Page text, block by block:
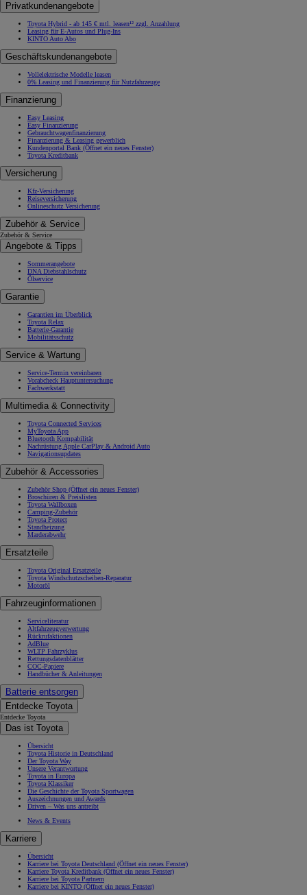
Privatkundenangebote
Toyota Hybrid - ab 145 € mtl. leasen¹² zzgl. Anzahlung
Leasing für E-Autos und Plug-Ins
KINTO Auto Abo
Geschäftskundenangebote
Vollelektrische Modelle leasen
0% Leasing und Finanzierung für Nutzfahrzeuge
Finanzierung
Easy Leasing
Easy Finanzierung
Gebrauchtwagenfinanzierung
Finanzierung & Leasing gewerblich
Kundenportal Bank (Öffnet ein neues Fenster)
Toyota Kreditbank
Versicherung
Kfz-Versicherung
Reiseversicherung
Onlineschutz Versicherung
Zubehör & Service
Zubehör & Service
Angebote & Tipps
Sommerangebote
DNA Diebstahlschutz
Ölservice
Garantie
Garantien im Überblick
Toyota Relax
Batterie-Garantie
Mobilitätsschutz
Service & Wartung
Service-Termin vereinbaren
Vorabcheck Hauptuntersuchung
Fachwerkstatt
Multimedia & Connectivity
Toyota Connected Services
MyToyota App
Bluetooth Kompabilität
Nachrüstung Apple CarPlay & Android Auto
Navigationsupdates
Zubehör & Accessories
Zubehör Shop (Öffnet ein neues Fenster)
Broschüren & Preislisten
Toyota Wallboxen
Camping-Zubehör
Toyota Protect
Standheizung
Marderabwehr
Ersatzteile
Toyota Original Ersatzteile
Toyota Windschutzscheiben-Reparatur
Motoröl
Fahrzeuginformationen
Serviceliteratur
Altfahrzeugverwertung
Rückrufaktionen
AdBlue
WLTP Fahrzyklus
Rettungsdatenblätter
COC-Papiere
Handbücher & Anleitungen
Batterie entsorgen
Entdecke Toyota
Entdecke Toyota
Das ist Toyota
Übersicht
Toyota Historie in Deutschland
Der Toyota Way
Unsere Verantwortung
Toyota in Europa
Toyota Klassiker
Die Geschichte der Toyota Sportwagen
Auszeichnungen und Awards
Driven – Was uns antreibt
News & Events
Karriere
Übersicht
Karriere bei Toyota Deutschland (Öffnet ein neues Fenster)
Karriere Toyota Kreditbank (Öffnet ein neues Fenster)
Karriere bei Toyota Partnern
Karriere bei KINTO (Öffnet ein neues Fenster)